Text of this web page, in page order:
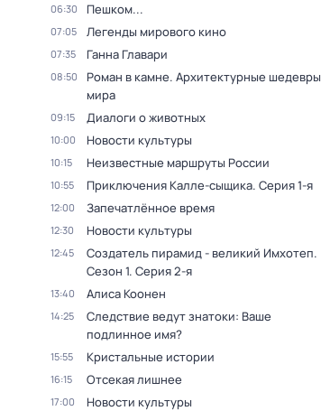
06:30 Пешком...
07:05 Легенды мирового кино
07:35 Ганна Главари
08:50
Роман в камне. Архитектурные шедевры
мира
09:15 Диалоги о животных
10:00 Новости культуры
10:15 Неизвестные маршруты России
10:55 Приключения Калле-сыщика. Серия 1-я
12:00 Запечатлённое время
12:30 Новости культуры
12:45 Создатель пирамид - великий Имхотеп.
Сезон 1. Серия 2-я
13:40 Алиса Коонен
14:25
Следствие ведут знатоки: Ваше
подлинное имя?
15:55 Кристальные истории
16:15 Отсекая лишнее
17:00 Новости культуры